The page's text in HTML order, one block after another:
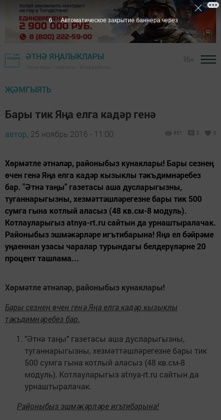
ӘТНӘ ЯҢАЛЫКЛАРЫ
ҖӘМГЫЯТЬ
Бары тик Яңа елга кадәр генә
автор, 25 ноябрь 2016 - 11:00 651 0 0
Хөрмәтле әтнәләр, районыбыз кунаклары! Бары сезнең
өчен генә Яңа елга кадәр кызыклы тәкъдимнәребез
бар. "Әтнә таңы" газетасы аша дусларыгызны,
туганнарыгызны, хезмәттәшләрегезне бары тик 500
сумга гына котлый аласыз (48 кв.см-8 модуль).
Котлауларыгыз atnya-rt.ru сайтын да урнаштыралачак.
Районыбыз эшмәкәрләре игътибарына! Яңа ел бәйрәме
уңаеннан узасы чаралар турындагы белдерүләрне 20
процент ташлама...
Хөрмәтле әтнәләр, районыбыз кунаклары!
Бары сезнең өчен генә Яңа елга кадәр кызыклы
тәкъдимнәребез бар.
"Әтнә таңы" газетасы аша дусларыгызны,
туганнарыгызны, хезмәттәшләрегезне бары тик
500 сумга гына котлый аласыз (48 кв.см-8
модуль). Котлауларыгыз atnya-rt.ru сайтын да
урнаштыралачак.
Районыбыз эшмәкәрләре игътибарына!
5 Автоматическое закрытие баннера через